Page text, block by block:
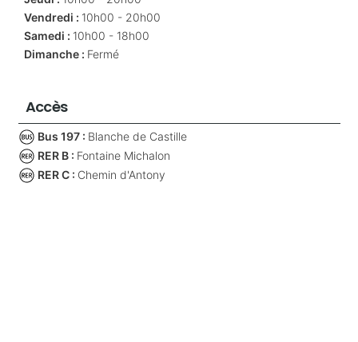
Vendredi : 10h00 - 20h00
Samedi : 10h00 - 18h00
Dimanche : Fermé
Accès
Bus 197 : Blanche de Castille
RER B : Fontaine Michalon
RER C : Chemin d'Antony